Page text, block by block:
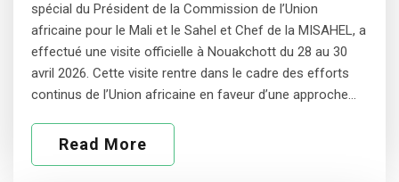
spécial du Président de la Commission de l’Union
africaine pour le Mali et le Sahel et Chef de la MISAHEL, a
effectué une visite officielle à Nouakchott du 28 au 30
avril 2026. Cette visite rentre dans le cadre des efforts
continus de l’Union africaine en faveur d’une approche…
Read More